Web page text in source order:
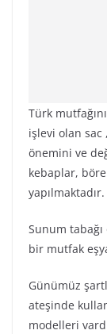
Türk
işlevi olan sac
önemini ve
kebaplar,
yapılmaktadır.
Sunum
bir mutfak
Günümüz
ateşinde
modelleri